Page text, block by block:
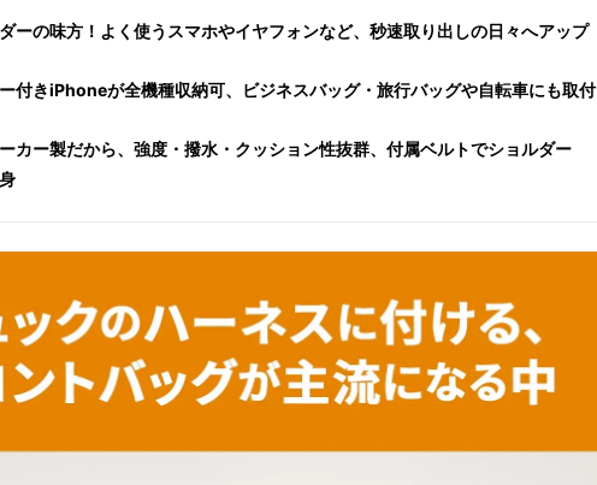
ーの味方！よく使うスマホやイヤフォンなど、秒速取り出しの日々へアップ
付きiPhoneが全機種収納可、ビジネスバッグ・旅行バッグや自転車にも取付
カー製だから、強度・撥水・クッション性抜群、付属ベルトでショルダー